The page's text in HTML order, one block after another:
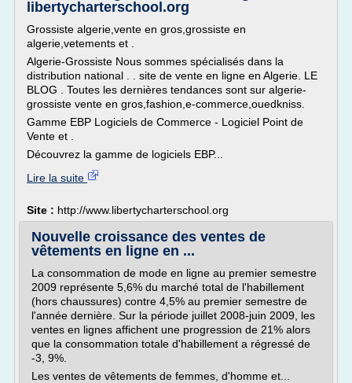
libertycharterschool.org
Grossiste algerie,vente en gros,grossiste en
algerie,vetements et .
Algerie-Grossiste Nous sommes spécialisés dans la
distribution national . . site de vente en ligne en Algerie. LE
BLOG . Toutes les dernières tendances sont sur algerie-
grossiste vente en gros,fashion,e-commerce,ouedkniss.
Gamme EBP Logiciels de Commerce - Logiciel Point de
Vente et .
Découvrez la gamme de logiciels EBP...
Lire la suite
Site : http://www.libertycharterschool.org
Nouvelle croissance des ventes de
vêtements en ligne en ...
La consommation de mode en ligne au premier semestre
2009 représente 5,6% du marché total de l'habillement
(hors chaussures) contre 4,5% au premier semestre de
l'année dernière. Sur la période juillet 2008-juin 2009, les
ventes en lignes affichent une progression de 21% alors
que la consommation totale d'habillement a régressé de
-3, 9%.
Les ventes de vêtements de femmes, d'homme et...